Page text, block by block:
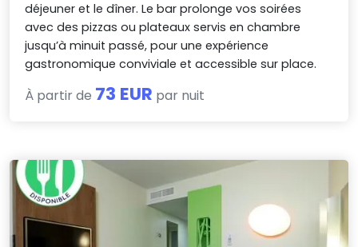
déjeuner et le dîner. Le bar prolonge vos soirées
avec des pizzas ou plateaux servis en chambre
jusqu’à minuit passé, pour une expérience
gastronomique conviviale et accessible sur place.
À partir de 73 EUR par nuit